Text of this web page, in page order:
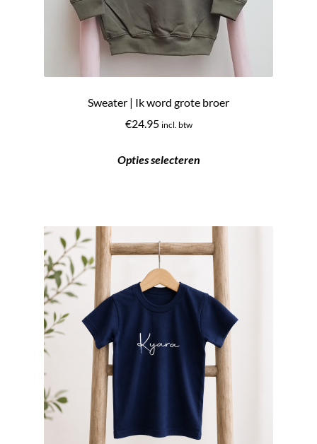
Sweater | Ik word grote broer
€24.95 incl. btw
Opties selecteren